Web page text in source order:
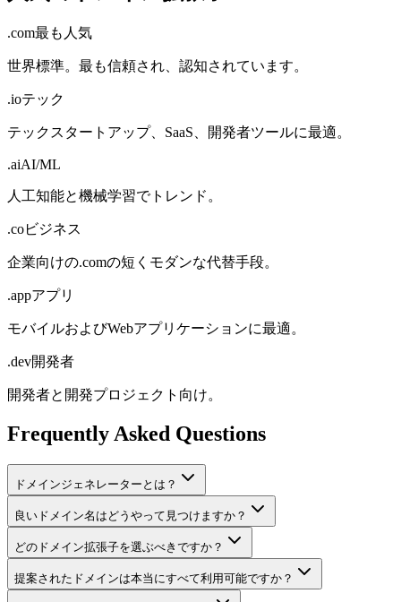
.com最も人気
世界標準。最も信頼され、認知されています。
.ioテック
テックスタートアップ、SaaS、開発者ツールに最適。
.aiAI/ML
人工知能と機械学習でトレンド。
.coビジネス
企業向けの.comの短くモダンな代替手段。
.appアプリ
モバイルおよびWebアプリケーションに最適。
.dev開発者
開発者と開発プロジェクト向け。
Frequently Asked Questions
ドメインジェネレーターとは？
良いドメイン名はどうやって見つけますか？
どのドメイン拡張子を選ぶべきですか？
提案されたドメインは本当にすべて利用可能ですか？